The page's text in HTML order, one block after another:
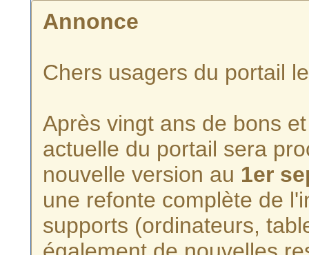
Annonce
Chers usagers du portail
Après vingt ans de bons
actuelle du portail sera
nouvelle version au 1er
une refonte complète de
supports (ordinateurs,